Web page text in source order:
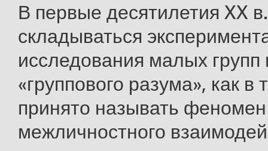
В первые десятилетия XX
складываться
исследования малых групп
«группового разума», как
принято называть феномен
межличностного